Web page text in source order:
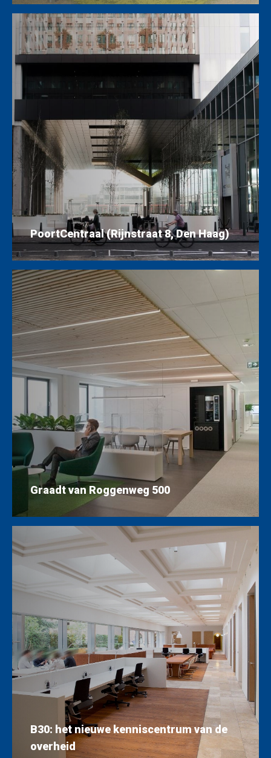
PoortCentraal (Rijnstraat 8, Den Haag)
Graadt van Roggenweg 500
B30: het nieuwe kenniscentrum van de
overheid